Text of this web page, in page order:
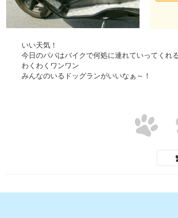
いい天気！
今日のパパはバイクで何処に連れていってくれ
わくわくワンワン
みんなのいるドッグランがいいなぁ～！